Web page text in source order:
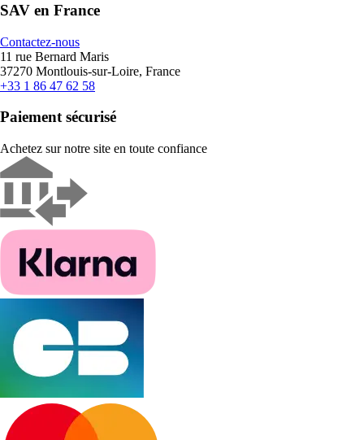
SAV en France
Contactez-nous
11 rue Bernard Maris
37270 Montlouis-sur-Loire, France
+33 1 86 47 62 58
Paiement sécurisé
Achetez sur notre site en toute confiance